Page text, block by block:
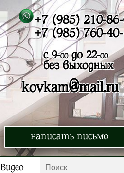
+7 (985) 210-
+7 (985) 760-
с 9-00до 22-00
без выходных
kovkam@mail.ru
написать письмо
Видео